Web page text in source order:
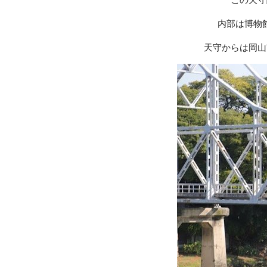
内部は博物
天守からは岡